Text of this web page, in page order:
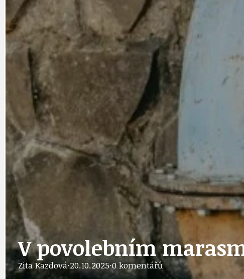
DOBRÉ ZPRÁVY
DOPORUČUJEME
DOPRAVA
GRANTY A DOTACE
HODKOVSKÁ ULICE
IDEAL LUX
NÁZOR
NEZAŘAZENÉ
OBECNÍ ZPRAVODAJE
OBRAZEM, ZVUKEM
OSOBNOST
V povolebním
Zita Kazdová·20.10.2025·0 komentářů